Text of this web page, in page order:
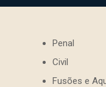
Penal
Civil
Fusões e